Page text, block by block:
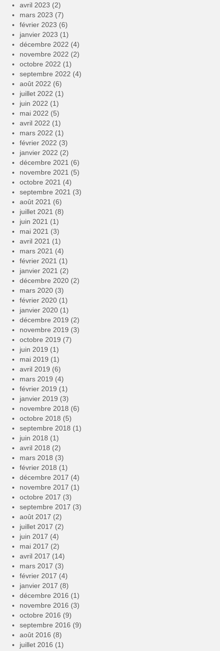
avril 2023 (2)
mars 2023 (7)
février 2023 (6)
janvier 2023 (1)
décembre 2022 (4)
novembre 2022 (2)
octobre 2022 (1)
septembre 2022 (4)
août 2022 (6)
juillet 2022 (1)
juin 2022 (1)
mai 2022 (5)
avril 2022 (1)
mars 2022 (1)
février 2022 (3)
janvier 2022 (2)
décembre 2021 (6)
novembre 2021 (5)
octobre 2021 (4)
septembre 2021 (3)
août 2021 (6)
juillet 2021 (8)
juin 2021 (1)
mai 2021 (3)
avril 2021 (1)
mars 2021 (4)
février 2021 (1)
janvier 2021 (2)
décembre 2020 (2)
mars 2020 (3)
février 2020 (1)
janvier 2020 (1)
décembre 2019 (2)
novembre 2019 (3)
octobre 2019 (7)
juin 2019 (1)
mai 2019 (1)
avril 2019 (6)
mars 2019 (4)
février 2019 (1)
janvier 2019 (3)
novembre 2018 (6)
octobre 2018 (5)
septembre 2018 (1)
juin 2018 (1)
avril 2018 (2)
mars 2018 (3)
février 2018 (1)
décembre 2017 (4)
novembre 2017 (1)
octobre 2017 (3)
septembre 2017 (3)
août 2017 (2)
juillet 2017 (2)
juin 2017 (4)
mai 2017 (2)
avril 2017 (14)
mars 2017 (3)
février 2017 (4)
janvier 2017 (8)
décembre 2016 (1)
novembre 2016 (3)
octobre 2016 (9)
septembre 2016 (9)
août 2016 (8)
juillet 2016 (1)